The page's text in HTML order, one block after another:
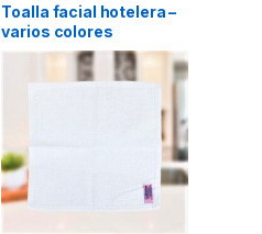
Toalla facial hotelera –
varios colores